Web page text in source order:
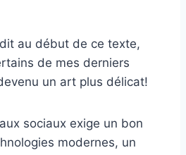
dit au début de ce texte,
de mes derniers
un art plus délicat!
sociaux exige un bon
modernes, un